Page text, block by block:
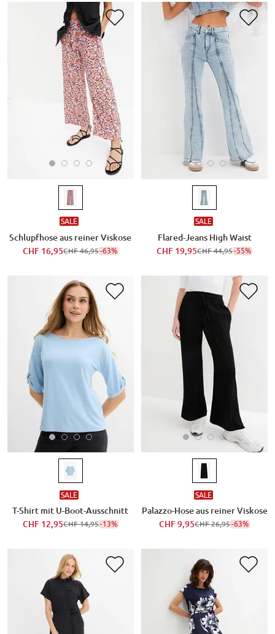
SALE
Schlupfhose aus reiner Viskose
CHF 16,95CHF 46,95-63%
SALE
Flared-Jeans High Waist
CHF 19,95CHF 44,95-55%
SALE
T-Shirt mit U-Boot-Ausschnitt
CHF 12,95CHF 14,95-13%
SALE
Palazzo-Hose aus reiner Viskose
CHF 9,95CHF 26,95-63%